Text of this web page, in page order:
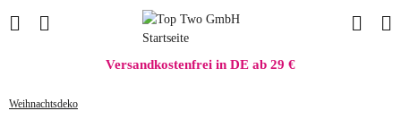
Versandkostenfrei in DE ab 29 €
Weihnachtsdeko